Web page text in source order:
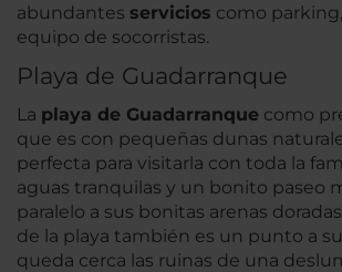
abundantes servicios como
equipo de socorristas.
Playa de Guadarranque
La playa de Guadarranque como
que es con pequeñas dunas
perfecta para visitarla con toda la
aguas tranquilas y un bonito paseo
paralelo a sus bonitas arenas
de la playa también es un punto a
queda cerca las ruinas de una